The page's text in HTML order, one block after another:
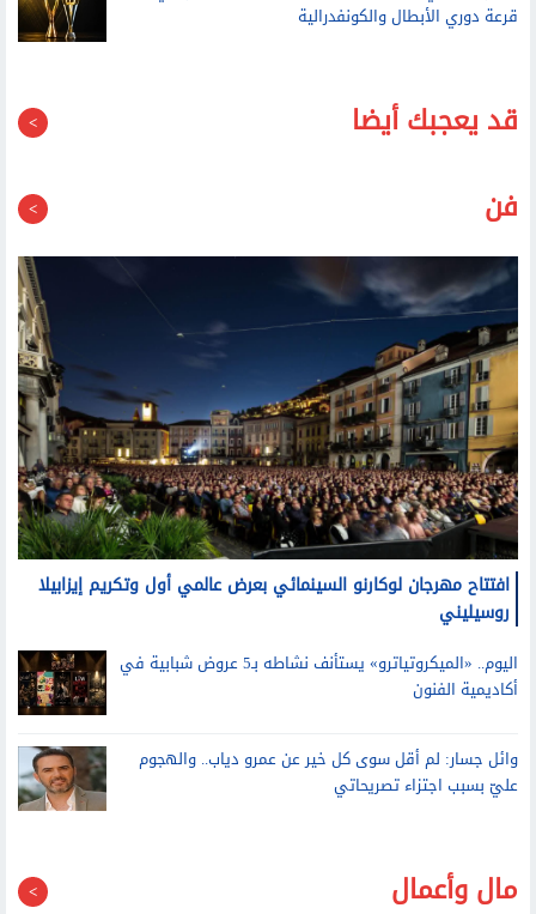
قد يعجبك أيضا
فن
افتتاح مهرجان لوكارنو السينمائي بعرض عالمي أول وتكريم إيزابيلا
روسيليني
اليوم.. «الميكروتياترو» يستأنف نشاطه بـ5 عروض شبابية في
أكاديمية الفنون
وائل جسار: لم أقل سوى كل خير عن عمرو دياب.. والهجوم
عليّ بسبب اجتزاء تصريحاتي
مال وأعمال